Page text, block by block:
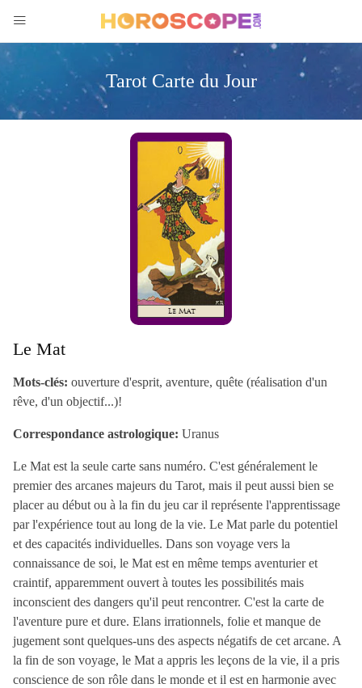
Tarot Carte du Jour
Le Mat
Mots-clés: ouverture d'esprit, aventure, quête (réalisation d'un
rêve, d'un objectif...)!
Correspondance astrologique: Uranus
Le Mat est la seule carte sans numéro. C'est généralement le
premier des arcanes majeurs du Tarot, mais il peut aussi bien se
placer au début ou à la fin du jeu car il représente l'apprentissage
par l'expérience tout au long de la vie. Le Mat parle du potentiel
et des capacités individuelles. Dans son voyage vers la
connaissance de soi, le Mat est en même temps aventurier et
craintif, apparemment ouvert à toutes les possibilités mais
inconscient des dangers qu'il peut rencontrer. C'est la carte de
l'aventure pure et dure. Elans irrationnels, folie et manque de
jugement sont quelques-uns des aspects négatifs de cet arcane. A
la fin de son voyage, le Mat a appris les leçons de la vie, il a pris
conscience de son rôle dans le monde et il est en harmonie avec